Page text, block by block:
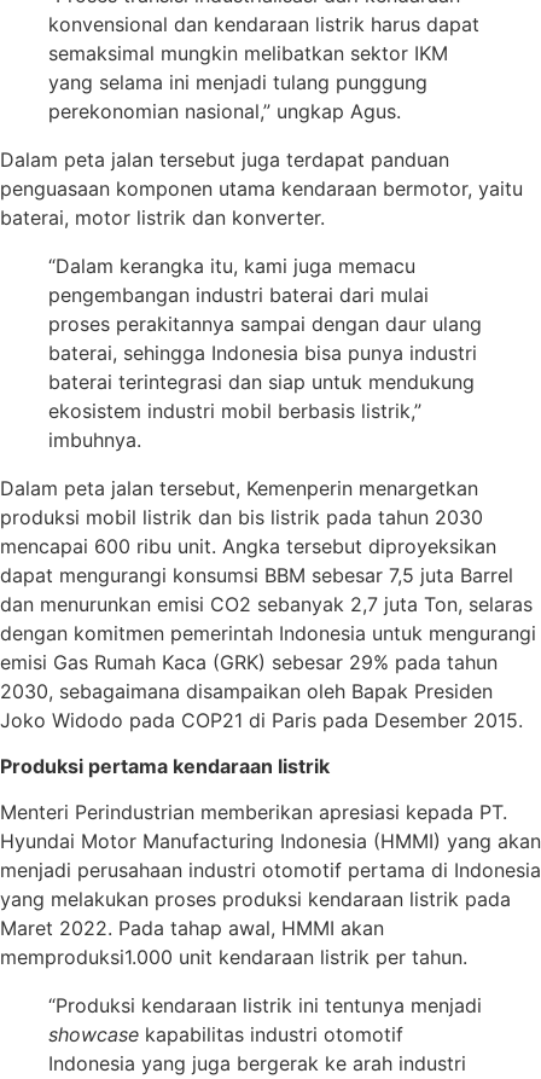
konvensional dan kendaraan listrik harus dapat
semaksimal mungkin melibatkan sektor IKM
yang selama ini menjadi tulang punggung
perekonomian nasional,” ungkap Agus.
Dalam peta jalan tersebut juga terdapat panduan
penguasaan komponen utama kendaraan bermotor, yaitu
baterai, motor listrik dan konverter.
“Dalam kerangka itu, kami juga memacu
pengembangan industri baterai dari mulai
proses perakitannya sampai dengan daur ulang
baterai, sehingga Indonesia bisa punya industri
baterai terintegrasi dan siap untuk mendukung
ekosistem industri mobil berbasis listrik,”
imbuhnya.
Dalam peta jalan tersebut, Kemenperin menargetkan
produksi mobil listrik dan bis listrik pada tahun 2030
mencapai 600 ribu unit. Angka tersebut diproyeksikan
dapat mengurangi konsumsi BBM sebesar 7,5 juta Barrel
dan menurunkan emisi CO2 sebanyak 2,7 juta Ton, selaras
dengan komitmen pemerintah Indonesia untuk mengurangi
emisi Gas Rumah Kaca (GRK) sebesar 29% pada tahun
2030, sebagaimana disampaikan oleh Bapak Presiden
Joko Widodo pada COP21 di Paris pada Desember 2015.
Produksi pertama kendaraan listrik
Menteri Perindustrian memberikan apresiasi kepada PT.
Hyundai Motor Manufacturing Indonesia (HMMI) yang akan
menjadi perusahaan industri otomotif pertama di Indonesia
yang melakukan proses produksi kendaraan listrik pada
Maret 2022. Pada tahap awal, HMMI akan
memproduksi1.000 unit kendaraan listrik per tahun.
“Produksi kendaraan listrik ini tentunya menjadi
showcase kapabilitas industri otomotif
Indonesia yang juga bergerak ke arah industri